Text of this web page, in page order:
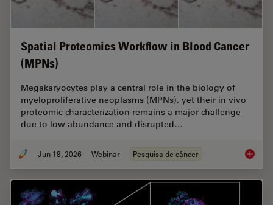
Spatial Proteomics Workflow in Blood Cancer
(MPNs)
Megakaryocytes play a central role in the biology of
myeloproliferative neoplasms (MPNs), yet their in vivo
proteomic characterization remains a major challenge
due to low abundance and disrupted…
Jun 18, 2026 Webinar Pesquisa de câncer Spatial